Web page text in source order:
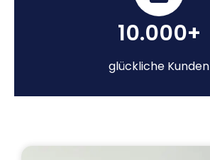
10.000+
glückliche Kunden